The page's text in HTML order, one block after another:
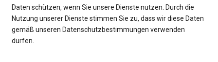
Daten schützen, wenn Sie unsere Dienste nutzen. Durch die
Nutzung unserer Dienste stimmen Sie zu, dass wir diese Daten
gemäß unseren Datenschutzbestimmungen verwenden
dürfen.